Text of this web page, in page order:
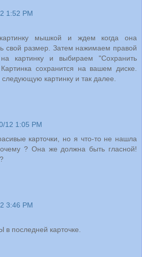
1:52 PM
мышкой и ждем когда она
свой размер. Затем нажимаем правой
картинку и выбираем "Сохранить
Картинка сохранится на вашем диске.
картинку и так далее.
12 1:05 PM
карточки, но я что-то не нашла
? Она же должна быть гласной!
3:46 PM
в последней карточке.